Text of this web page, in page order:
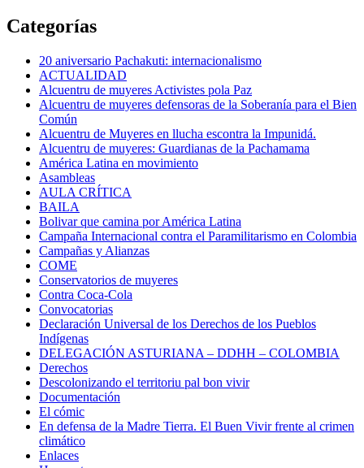
Categorías
20 aniversario Pachakuti: internacionalismo
ACTUALIDAD
Alcuentru de muyeres Activistes pola Paz
Alcuentru de muyeres defensoras de la Soberanía para el Bien
Común
Alcuentru de Muyeres en llucha escontra la Impunidá.
Alcuentru de muyeres: Guardianas de la Pachamama
América Latina en movimiento
Asambleas
AULA CRÍTICA
BAILA
Bolivar que camina por América Latina
Campaña Internacional contra el Paramilitarismo en Colombia
Campañas y Alianzas
COME
Conservatorios de muyeres
Contra Coca-Cola
Convocatorias
Declaración Universal de los Derechos de los Pueblos
Indígenas
DELEGACIÓN ASTURIANA – DDHH – COLOMBIA
Derechos
Descolonizando el territoriu pal bon vivir
Documentación
El cómic
En defensa de la Madre Tierra. El Buen Vivir frente al crimen
climático
Enlaces